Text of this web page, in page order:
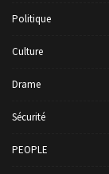
Politique
Culture
Drame
Sécurité
PEOPLE